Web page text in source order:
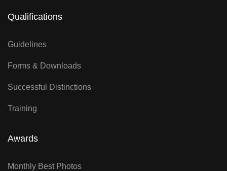
Qualifications
Guidelines
Forms & Downloads
Successful Distinctions
Training
Awards
Monthly Best Photos